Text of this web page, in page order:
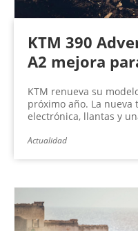
KTM 390
A2 mejora
KTM renueva su
próximo año. La
electrónica, llantas y
Actualidad